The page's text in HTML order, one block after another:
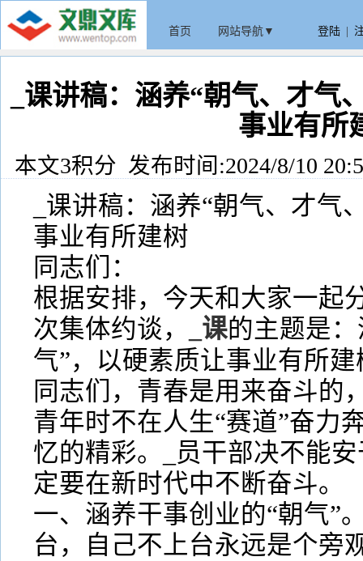
首页 网站导航▼ 登陆
_课讲稿：涵养“朝气、才气
事业有所
本文3积分 发布时间:2024/8/10
_课讲稿：涵养“朝气、才气
事业有所建树
同志们：
根据安排，今天和大家一起
次集体约谈，
_课的主题是
气”，以硬素质让事业有所建
同志们，青春是用来奋斗的
青年时不在人生“赛道”奋力
忆的精彩。_员干部决不能
定要在新时代中不断奋斗。
一、涵养干事创业的“朝气”
台，自己不上台永远是个旁